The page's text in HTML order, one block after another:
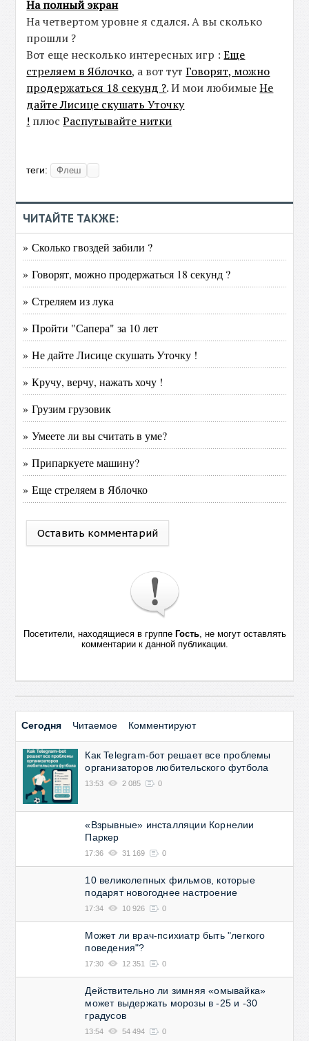
На полный экран
На четвертом уровне я сдался. А вы сколько
прошли ?
Вот еще несколько интересных игр :Еще
стреляем в Яблочко, а вот тутГоворят, можно
продержаться 18 секунд ?. И мои любимыеНе
дайте Лисице скушать Уточку
! плюсРаспутывайте нитки
теги: Флеш
ЧИТАЙТЕ ТАКЖЕ:
» Сколько гвоздей забили ?
» Говорят, можно продержаться 18 секунд ?
» Стреляем из лука
» Пройти "Сапера" за 10 лет
» Не дайте Лисице скушать Уточку !
» Кручу, верчу, нажать хочу !
» Грузим грузовик
» Умеете ли вы считать в уме?
» Припаркуете машину?
» Еще стреляем в Яблочко
Оставить комментарий
Посетители, находящиеся в группе Гость, не могут оставлять
комментарии к данной публикации.
Сегодня Читаемое Комментируют
Как Telegram-бот решает все проблемы
организаторов любительского футбола
13:53 2 085 0
«Взрывные» инсталляции Корнелии
Паркер
17:36 31 169 0
10 великолепных фильмов, которые
подарят новогоднее настроение
17:34 10 926 0
Может ли врач-психиатр быть "легкого
поведения"?
17:30 12 351 0
Действительно ли зимняя «омывайка»
может выдержать морозы в -25 и -30
градусов
13:54 54 494 0